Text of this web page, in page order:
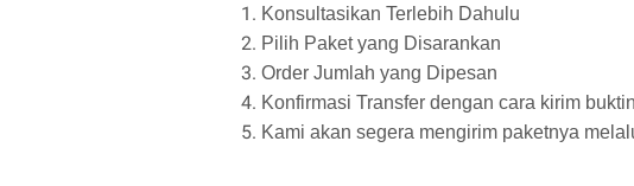
Konsultasikan Terlebih Dahulu
Pilih Paket yang Disarankan
Order Jumlah yang Dipesan
Konfirmasi Transfer dengan cara kirim
Kami akan segera mengirim paketnya